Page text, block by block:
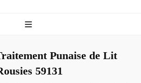
– InfoPunaise de Lit
59131